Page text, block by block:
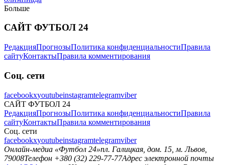
Больше
САЙТ ФУТБОЛ 24
РедакцияПрогнозыПолитика конфиденциальностиПравила
сайтуКонтактыПравила комментирования
Соц. сети
facebookxyoutubeinstagramtelegramviber
САЙТ ФУТБОЛ 24
РедакцияПрогнозыПолитика конфиденциальностиПравила
сайтуКонтактыПравила комментирования
Соц. сети
facebookxyoutubeinstagramtelegramviber
Онлайн-медиа «Футбол 24»пл. Галицкая, дом. 15, м. Львов,
79008Телефон +380 (32) 229-77-77Адрес электронной почты